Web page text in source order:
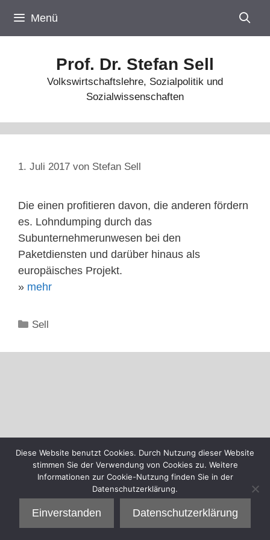
Inhalt
springen
Menü
Prof. Dr. Stefan Sell
Volkswirtschaftslehre, Sozialpolitik und
Sozialwissenschaften
1. Juli 2017 von Stefan Sell
Die einen profitieren davon, die anderen fördern
es. Lohndumping durch das
Subunternehmerunwesen bei den
Paketdiensten und darüber hinaus als
europäisches Projekt.
» mehr
Kategorien
Sell
Diese Website benutzt Cookies. Durch Nutzung dieser Website
stimmen Sie der Verwendung von Cookies zu. Weitere
Informationen zur Cookie-Nutzung finden Sie in der
Datenschutzerklärung.
Einverstanden Datenschutzerklärung